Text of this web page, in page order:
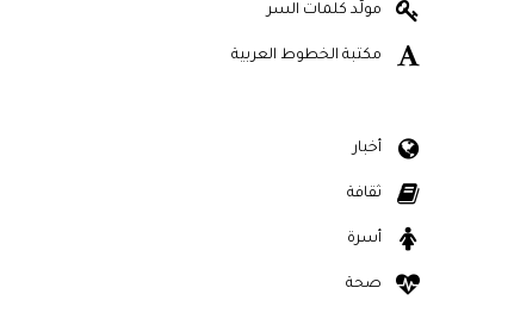
مولّد كلمات السر
مكتبة الخطوط العربية
أخبار
ثقافة
أسرة
صحة